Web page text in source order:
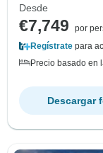
Desde
€7,749
por
Regístrate para
Precio basado en
Descargar